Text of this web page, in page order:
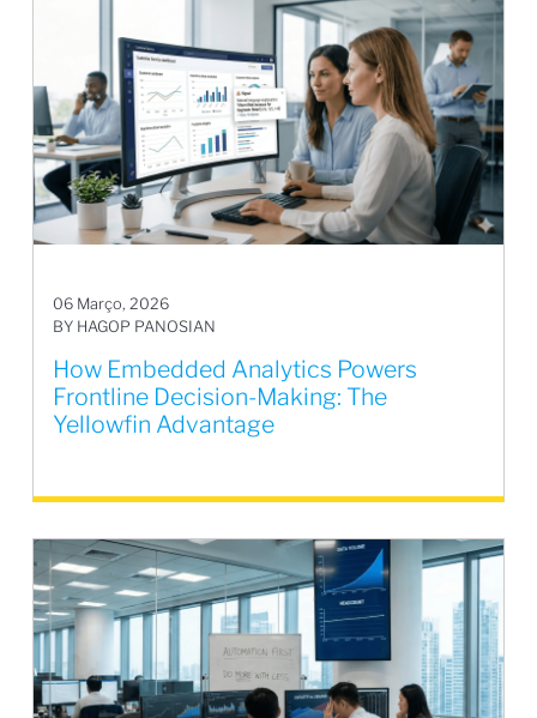
06 Março, 2026
BY HAGOP PANOSIAN
How Embedded Analytics Powers
Frontline Decision-Making: The
Yellowfin Advantage